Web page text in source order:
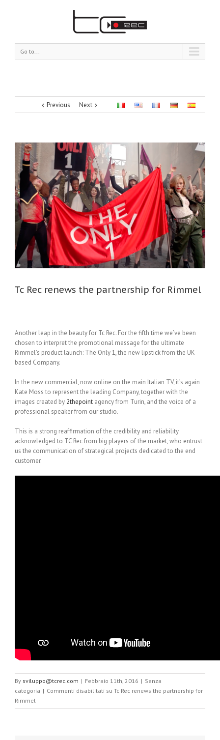
Go to...
Previous Next
Tc Rec renews the partnership for Rimmel
Another leap in the beauty for Tc Rec. For the fifth time we’ve been
chosen to interpret the promotional message for the ultimate
Rimmel’s product launch: The Only 1, the new lipstick from the UK
based Company.
In the new commercial, now online on the main Italian TV, it’s again
Kate Moss to represent the leading Company, together with the
images created by 2thepoint agency from Turin, and the voice of a
professional speaker from our studio.
This is a strong reaffirmation of the credibility and reliability
acknowledged to TC Rec from big players of the market, who entrust
us the communication of strategical projects dedicated to the end
customer.
By sviluppo@tcrec.com | Febbraio 11th, 2016 | Senza
categoria | Commenti disabilitati su Tc Rec renews the partnership for
Rimmel